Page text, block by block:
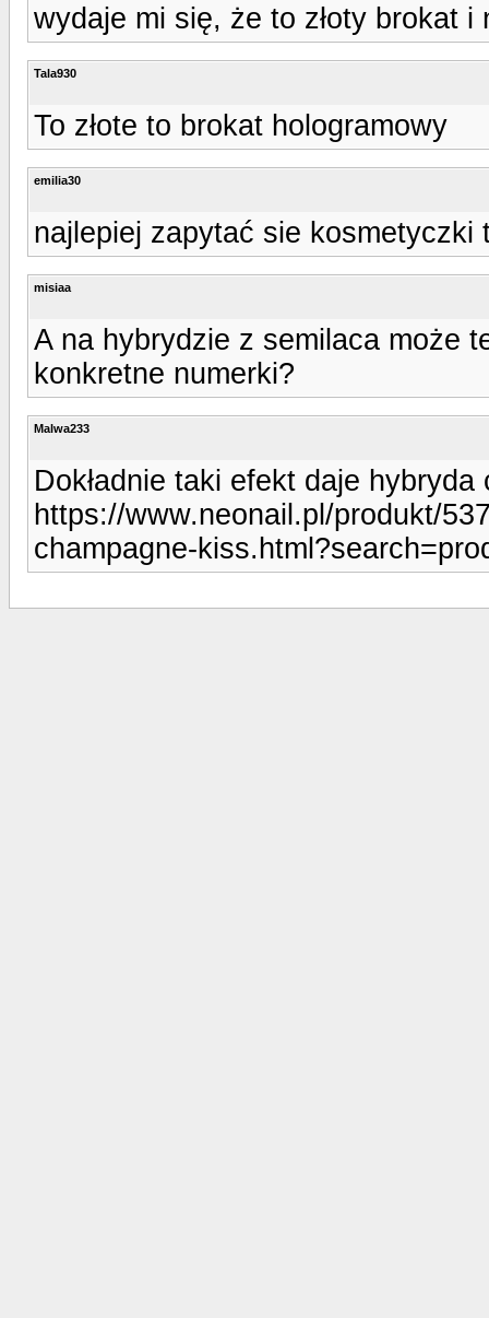
wydaje mi się, że to złoty brokat
Tala930
To złote to brokat hologramowy
emilia30
najlepiej zapytać sie kosmetyczki
misiaa
A na hybrydzie z semilaca może
konkretne numerki?
Malwa233
Dokładnie taki efekt daje
https://www.neonail.pl/produkt/
champagne-